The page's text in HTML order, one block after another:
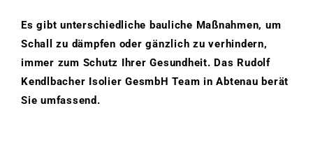
Es gibt unterschiedliche bauliche Maßnahmen, um
Schall zu dämpfen oder gänzlich zu verhindern,
immer zum Schutz Ihrer Gesundheit. Das Rudolf
Kendlbacher Isolier GesmbH Team in Abtenau berät
Sie umfassend.